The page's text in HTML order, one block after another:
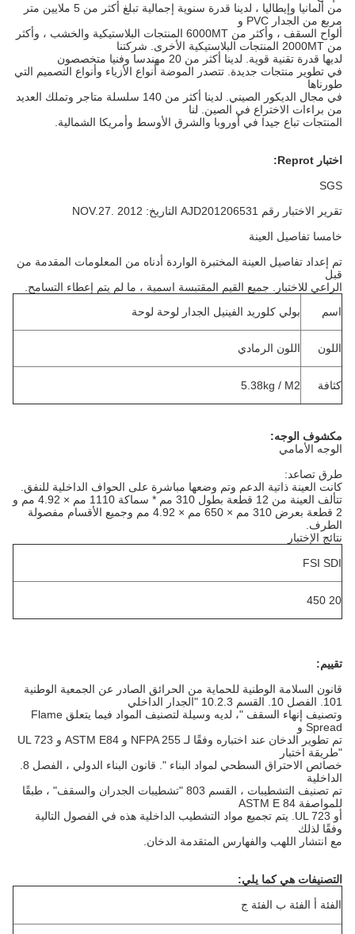
من ألمانيا وإيطاليا ، لدينا قدرة سنوية إجمالية تبلغ أكثر من 5 ملايين متر
مربع من الجدار PVC و
ألواح السقف ، وأكثر من 6000MT المنتجات البلاستيكية والخشب ، وأكثر
من 2000MT المنتجات البلاستيكية الأخرى.
شركتنا
لديها قدرة تقنية قوية.
لدينا أكثر من 20 مهندسا وفنيا متخصصون
في تطوير منتجات جديدة.
تتصدر الموضة أنواع الأزياء وأنواع التصميم التي
طورناها
في مجال الديكور الصيني.
لدينا أكثر من 140 سلسلة متاجر وتملك العديد
من براءات الاختراع في الصين.
لنا
المنتجات تباع جيدا في أوروبا والشرق الأوسط وأمريكا الشمالية.
اختبار Reprot:
SGS
تقرير الاختبار رقم AJD201206531 التاريخ: NOV.27.
2012
خامسا تفاصيل العينة
تم إعداد تفاصيل العينة المختبرة الواردة أدناه من المعلومات المقدمة من
قبل
الراعي للاختبار.
جميع القيم المقتبسة اسمية ، ما لم يتم إعطاء التسامح.
اسم
بولي كلوريد الفينيل الجدار لوحة لوحة
اللون اللون الرمادي
كثافة 5.38kg / M2
مكشوف الوجه:
الوجه الأمامي
طرق تصاعد:
كانت العينة ذاتية الدعم وتم وضعها مباشرة على الحواف الداخلية للنفق.
تتألف العينة من 12 قطعة بطول 310 مم * سماكة 1110 مم × 4.92 مم و
بعرض 310 مم × 650 مم × 4.92 مم وجميع الأقسام مفصولة
الطرف.
نتائج الإختبار
FSI SDI
20 450
تقييم:
قانون السلامة الوطنية للحماية من الحرائق الصادر عن الجمعية الوطنية
101. الفصل 10. القسم 10.2.3 "الجدار الداخلي
وتصنيف إنهاء السقف "، لديه وسيلة لتصنيف المواد فيما يتعلق Flame
Spread و
تم تطوير الدخان
عند اختباره وفقًا لـ NFPA 255 و ASTM E84 و UL 723
"طريقة اختبار
خصائص الاحتراق السطحي
لمواد البناء ". قانون البناء الدولي ، الفصل 8.
الداخلية
تم تصنيف التشطيبات ، القسم 803 "تشطيبات الجدران والسقف" ،
طبقًا
للمواصفة ASTM E 84
أو UL 723. يتم تجميع مواد التشطيب الداخلية هذه في
الفصول التالية
وفقًا لذلك
مع انتشار اللهب والفهارس المتقدمة الدخان.
التصنيفات هي كما يلي:
الفئة أ الفئة ب الفئة ج